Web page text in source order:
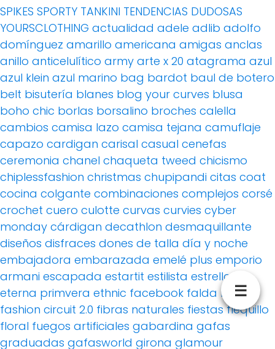
SPIKES SPORTY TANKINI TENDENCIAS DUDOSAS
YOURSCLOTHING actualidad adele adlib adolfo
domínguez amarillo americana amigas anclas
anillo anticelulítico army arte x 20 atagrama azul
azul klein azul marino bag bardot baul de botero
belt bisutería blanes blog your curves blusa
boho chic borlas borsalino broches calella
cambios camisa lazo camisa tejana camuflaje
capazo cardigan carisal casual cenefas
ceremonia chanel chaqueta tweed chicismo
chiplessfashion christmas chupipandi citas coat
cocina colgante combinaciones complejos corsé
crochet cuero culotte curvas curvies cyber
monday cárdigan decathlon desmaquillante
diseños disfraces dones de talla día y noche
embajadora embarazada emelé plus emporio
armani escapada estartit estilista estrellas
eterna primvera ethnic facebook falda lapiz
fashion circuit 2.0 fibras naturales fiestas flequillo
floral fuegos artificiales gabardina gafas
graduadas gafasworld girona glamour
☰